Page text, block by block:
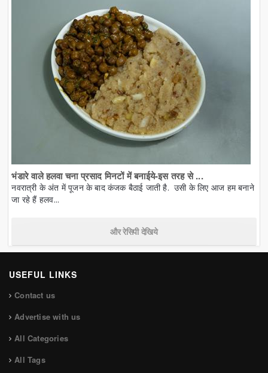
भंडारे वाले हलवा चना प्रसाद मिनटों में बनाईये-इस तरह से ...
नवरात्री के अंत में पूजन के बाद कंजक बैठाई जाती है. उसी के लिए आज हम बनाने
जा रहे हैं हलव...
और रेसिपी देखिये
USEFUL LINKS
Contact us
Advertise with us
All Categories
All Tags